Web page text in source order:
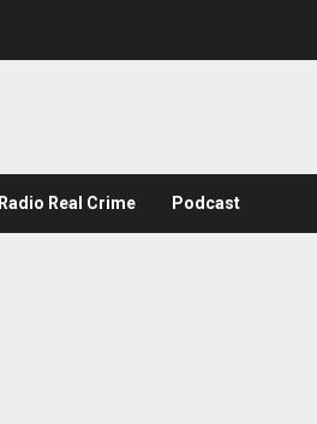
Radio Real Crime Podcast